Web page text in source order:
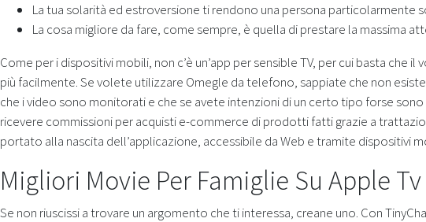
La tua solarità ed estroversione ti rendono una persona
La cosa migliore da fare, come sempre, è quella di prestare la massima
Come per i dispositivi mobili, non c’è un’app per sensible TV, per cui basta
più facilmente. Se volete utilizzare Omegle da telefono, sappiate che non
che i video sono monitorati e che se avete intenzioni di un certo tipo forse
ricevere commissioni per acquisti e-commerce di prodotti fatti grazie a
portato alla nascita dell’applicazione, accessibile da Web e tramite dispositivi
Migliori Movie Per Famiglie Su Apple
Se non riuscissi a trovare un argomento che ti interessa, creane uno. Con